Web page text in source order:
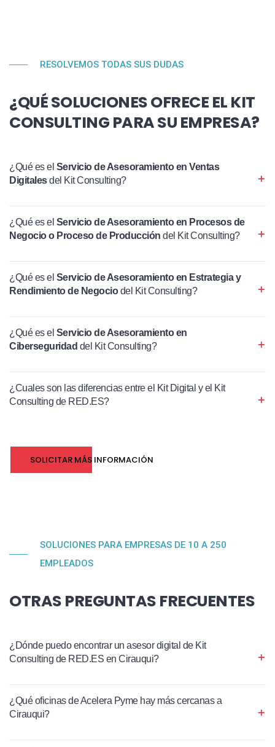
RESOLVEMOS TODAS SUS DUDAS
¿QUÉ SOLUCIONES OFRECE EL KIT
CONSULTING PARA SU EMPRESA?
¿Qué es el Servicio de Asesoramiento en Ventas
Digitalesdel Kit Consulting?
¿Qué es el Servicio de Asesoramiento en Procesos de
Negocio o Proceso de Producción del Kit Consulting?
¿Qué es el Servicio de Asesoramiento en Estrategia y
Rendimiento de Negociodel Kit Consulting?
¿Qué es el Servicio de Asesoramiento en
Ciberseguridad del Kit Consulting?
¿Cuales son las diferencias entre el Kit Digital y el Kit
Consulting de RED.ES?
SOLICITAR MÁS INFORMACIÓN
SOLUCIONES PARA EMPRESAS DE 10 A 250
EMPLEADOS
OTRAS PREGUNTAS FRECUENTES
¿Dónde puedo encontrar un asesor digital de Kit
Consulting de RED.ES en Cirauqui?
¿Qué oficinas de Acelera Pyme hay más cercanas a
Cirauqui?